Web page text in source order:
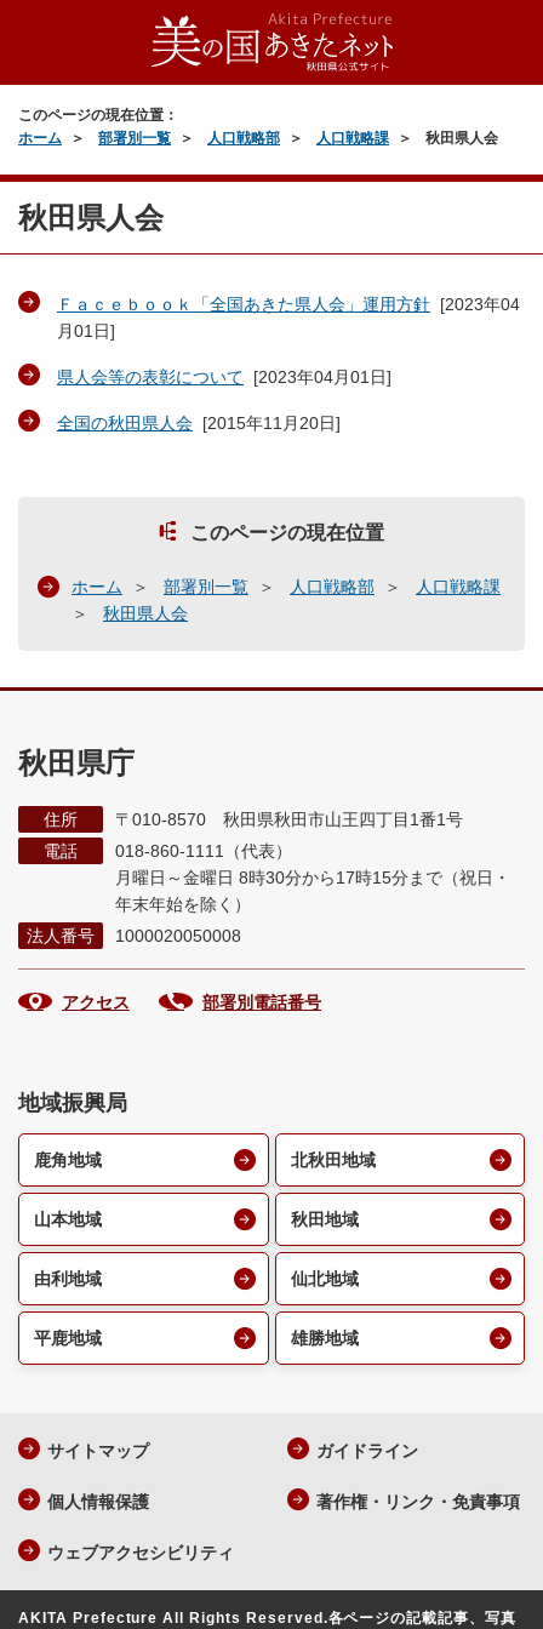
このページの現在位置：
ホーム
部署別一覧 人口戦略部 人口戦略課 秋田県人会
秋田県人会
Ｆａｃｅｂｏｏｋ「全国あきた県人会」運用方針 [2023年04
月01日]
県人会等の表彰について [2023年04月01日]
全国の秋田県人会 [2015年11月20日]
このページの現在位置
ホーム 部署別一覧 人口戦略部
人口戦略課
秋田県人会
秋田県庁
住所
〒010-8570 秋田県秋田市山王四丁目1番1号
電話
018-860-1111（代表）
月曜日～金曜日 8時30分から17時15分まで （祝日・
年末年始を除く）
法人番号
1000020050008
アクセス 部署別電話番号
地域振興局
鹿角地域 北秋田地域
山本地域 秋田地域
由利地域 仙北地域
平鹿地域 雄勝地域
サイトマップ ガイドライン
個人情報保護 著作権・リンク・免責事項
ウェブアクセシビリティ
AKITA Prefecture All Rights Reserved.各ページの記載記事、写真